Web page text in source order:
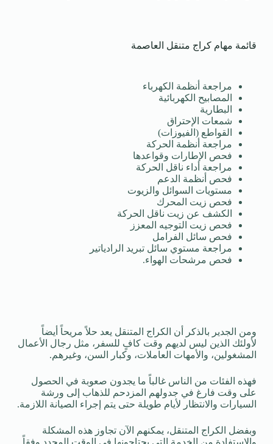
قائمة مهام كراج متنقل العاصمة
مراجعة أنظمة الكهرباء
المصابيح الكهربائية
البطارية
شمعات الإحتراق
القواطع (الفيوزات)
مراجعة أنظمة الحركة
فحص الإطارات وقواعدها
مراجعة أداء ناقل الحركة
فحص أنظمة الدعم
مستويات السوائل والزيوت
فحص زيت المحرك
الكشف عن زيت ناقل الحركة
فحص زيت التوجيه المعزز
فحص سائل الفرامل
مراجعة مستوي سائل تبريد الرادياتير
فحص مرشحات الهواء.
ومن الجدير بالذكر أن الكراج المتنقل يعد حلاً مريحاً أيضاً
لأولئك الذين ليس لديهم وقت كافٍ للسفر، مثل رجال الأعمال
المشغولين، والأمهات العاملات، وكبار السن، وغيرهم.
فهذه الفئات من الناس غالباً ما يجدون صعوبة في الحصول
على وقت فارغ في جدولهم المزدحم للذهاب إلى ورشة
السيارات والانتظار لأيام طويلة حتى يتم إجراء الصيانة اللازمة.
وبفضل الكراج المتنقل، يمكنهم الآن تجاوز هذه المشكلة
والاستفادة من الخدمة التي يحتاجونها في الوقت المحدد وفقاً